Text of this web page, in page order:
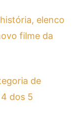
elenco
filme da
de
dos 5